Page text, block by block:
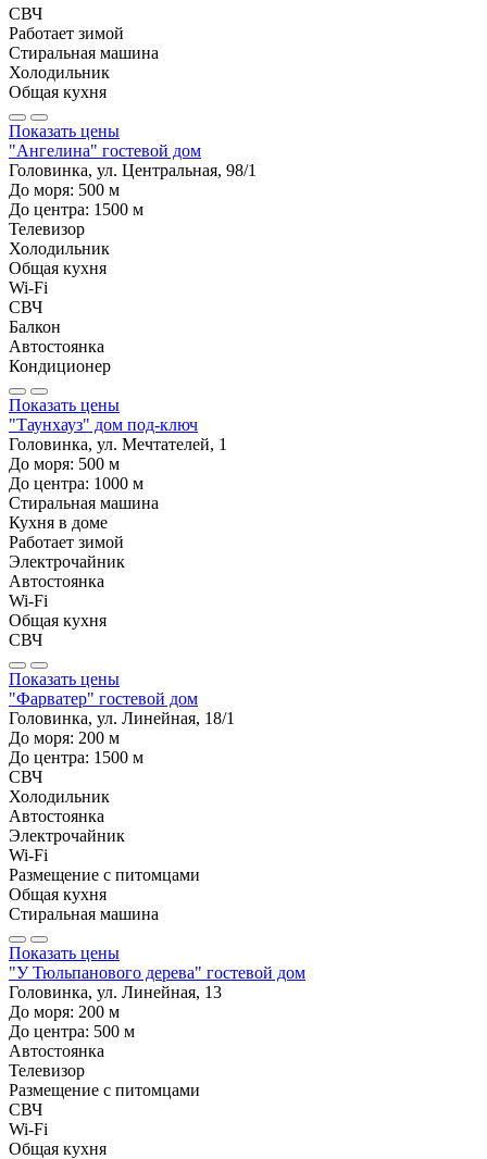
СВЧ
Работает зимой
Стиральная машина
Холодильник
Общая кухня
Показать цены
"Ангелина" гостевой дом
Головинка, ул. Центральная, 98/1
До моря: 500 м
До центра: 1500 м
Телевизор
Холодильник
Общая кухня
Wi-Fi
СВЧ
Балкон
Автостоянка
Кондиционер
Показать цены
"Таунхауз" дом под-ключ
Головинка, ул. Мечтателей, 1
До моря: 500 м
До центра: 1000 м
Стиральная машина
Кухня в доме
Работает зимой
Электрочайник
Автостоянка
Wi-Fi
Общая кухня
СВЧ
Показать цены
"Фарватер" гостевой дом
Головинка, ул. Линейная, 18/1
До моря: 200 м
До центра: 1500 м
СВЧ
Холодильник
Автостоянка
Электрочайник
Wi-Fi
Размещение с питомцами
Общая кухня
Стиральная машина
Показать цены
"У Тюльпанового дерева" гостевой дом
Головинка, ул. Линейная, 13
До моря: 200 м
До центра: 500 м
Автостоянка
Телевизор
Размещение с питомцами
СВЧ
Wi-Fi
Общая кухня